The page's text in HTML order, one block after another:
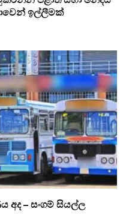
ඉල්ලීමක්
අද – සංගම් සියල්ල